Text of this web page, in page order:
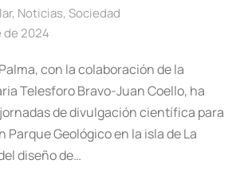
, Noticias, Sociedad
de 2024
con la colaboración de la
Telesforo Bravo-Juan Coello, ha
de divulgación científica para
Parque Geológico en la isla de La
diseño de…